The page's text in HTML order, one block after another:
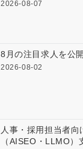
2026-08-07
8月の注目求人を公
2026-08-02
人事・採用担当者向
（AISEO・LLMO